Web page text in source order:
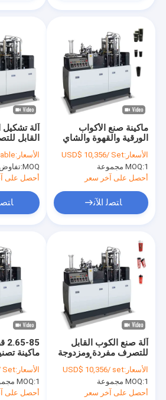
مسكن
منتجات
جولة في المعمل
مراقبة الجودة
اتصل بنا
ماكينات صنع الأكواب الورقية
آلة قطع الكوب الورقي بالقالب
ماكينات طباعة الأكواب الورقية
آلة صندوق الغداء الورقية
آلة تغليف الأكواب الورقية
آلة
القابل
فوق
الأسعار:
MOQ: تفاوض
أحصل على
ماكينة صنع الأكواب
الورقية والقهوة والشاي
دقيقة
الأسعار:USD$ 10,356/ Set
MOQ:1 مجموعة
أحصل على آخر سعر
ﺎﺘﺼﻟ ﺍﻶﻧ
ماكينة
الورق المطلي
الأسعار:Set
MOQ:1 مجموعة
أحصل على
آلة صنع الكوب القابل
للتصرف مفردة ومزدوجة
PE 40 مل -16 أونصة
الأسعار:USD$ 10,356/ set
MOQ:1 مجموعة
أحصل على آخر سعر